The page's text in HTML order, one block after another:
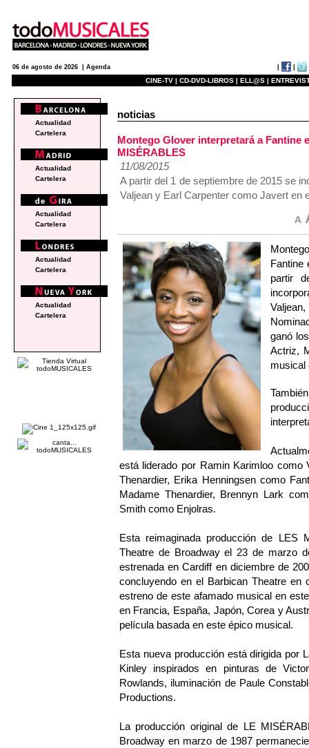
06 de agosto de 2026 | Agenda
CINE-TV | CD-DVD-LIBROS | ELL@S |
noticias
Montego Glover interpretará a Fantine
MISÉRABLES
11/08/2015
A partir del 1 de septiembre de 2015 se
Valjean y Earl Carpenter como Javert en
Fantine
partir
ganó
Actriz,
musical
está liderado por Ramin Karimloo
Thenardier, Erika Henningsen como
Madame Thenardier, Brennyn Lark
Smith como Enjolras.
Esta reimaginada producción de LES
Theatre de Broadway el 23 de marzo
estrenada en Cardiff en diciembre de
concluyendo en el Barbican Theatre en
estreno de este afamado musical en
en Francia, España, Japón, Corea y
película basada en este épico musical.
Esta nueva producción está dirigida por
Kinley inspirados en pinturas de
Rowlands, iluminación de Paule
Productions.
La producción original de LE
Broadway en marzo de 1987
Actualidad
Cartelera
Actualidad
Cartelera
Actualidad
Cartelera
Actualidad
Cartelera
Actualidad
Cartelera